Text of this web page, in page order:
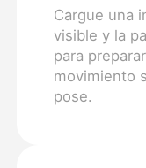
Cargue una
visible y la
para
movimiento
pose.